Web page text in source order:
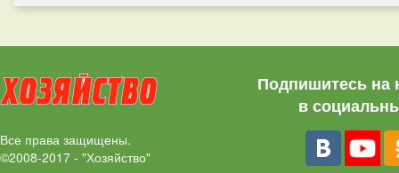
Все права защищены.
©2008-2017 - "Хозяйство"
Подпишитесь на
в